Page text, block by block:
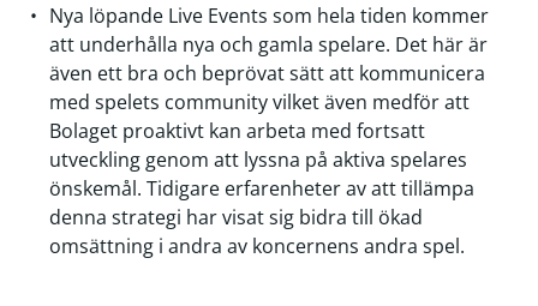
Nya löpande Live Events som hela tiden kommer
att underhålla nya och gamla spelare. Det här är
även ett bra och beprövat sätt att kommunicera
med spelets community vilket även medför att
Bolaget proaktivt kan arbeta med fortsatt
utveckling genom att lyssna på aktiva spelares
önskemål. Tidigare erfarenheter av att tillämpa
denna strategi har visat sig bidra till ökad
omsättning i andra av koncernens andra spel.